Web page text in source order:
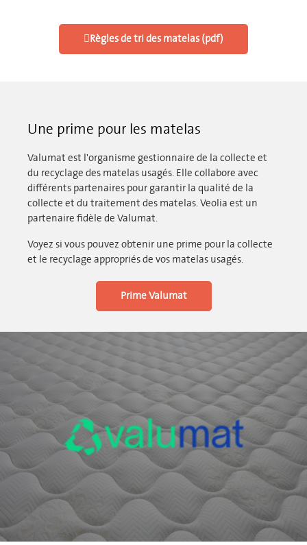
Règles de tri des matelas (pdf)
Une prime pour les matelas
Valumat est l'organisme gestionnaire de la collecte et
du recyclage des matelas usagés. Elle collabore avec
différents partenaires pour garantir la qualité de la
collecte et du traitement des matelas. Veolia est un
partenaire fidèle de Valumat.
Voyez si vous pouvez obtenir une prime pour la collecte
et le recyclage appropriés de vos matelas usagés.
Prime Valumat